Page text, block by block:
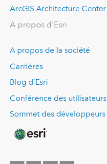
ArcGIS Architecture Center
A propos d'Esri
A propos de la société
Carrières
Blog d’Esri
Conférence des utilisateurs
Sommet des développeurs